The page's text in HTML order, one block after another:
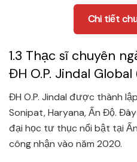
Chi tiết
1.3 Thạc sĩ chuyên
ĐH O.P. Jindal
ĐH O.P. Jindal được thành
Sonipat, Haryana, Ấn Độ.
đại học tư thục nổi bật tại
công nhận vào năm 2020.